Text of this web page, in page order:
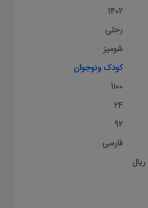
1402
رحلی
شومیز
کودک ونوجوان
1100
24
92
فارسی